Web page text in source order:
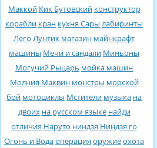
Маккой Кик Бутовский конструктор
корабли кран кухня Сары лабиринты
Лего Лунтик магазин майнкрафт
машины Мечи и сандали Миньоны
Могучий Рыцарь мойка машин
Молния Маквин монстры морской
бой мотоциклы Мстители музыка на
двоих на русском языке найди
отличия Наруто ниндзя Ниндзя го
Огонь и Водаоперация оружиеохота